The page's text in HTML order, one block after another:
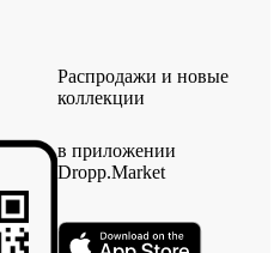
Распродажи и новые
коллекции
в приложении
Dropp.Market